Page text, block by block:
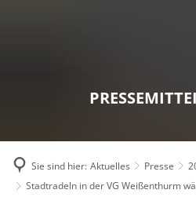
Sie sind hier: Aktuelles Presse
Stadtradeln in der VG Weißenthurm